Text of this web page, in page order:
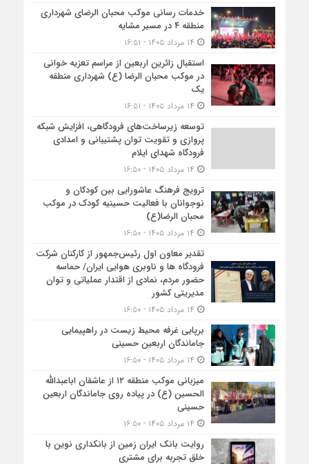
خدمات رسانی موکب محبان الرضای شهرداری
منطقه ۴ در مسیر مشایه
استقبال زائرین اربعین از مراسم تعزیه خوانی
در موکب محبان الرضا (ع) شهرداری منطقه
یک
توسعه زیرساخت‌های فرودگاهی، افزایش شبکه
پروازی و تقویت توان پشتیبانی و امدادی
فرودگاه شهدای ایلام
ترویج فرهنگ عاشورایی بین کودکان و
نوجوانان با فعالیت حسینیه کودک در موکب
محبان الرضا(ع)
تقدیر معاون اول رئیس‌جمهور از کارکنان شرکت
فرودگاه ها و ناوبری هوایی ایران/ حماسه
حضور مردم، نمادی از اقتدار عملیاتی و توان
مدیریتی کشور
برپایی غرفه محیط زیست در راهپیمایی
جاماندگان اربعین حسینی
میزبانی موکب منطقه ۱۲ از عاشقان اباعبدالله
الحسین (ع) در پیاده روی جاماندگان اربعین
حسینی
روایت بانک ایران زمین از بانکداری نوین با
خلق تجربه برای مشتری